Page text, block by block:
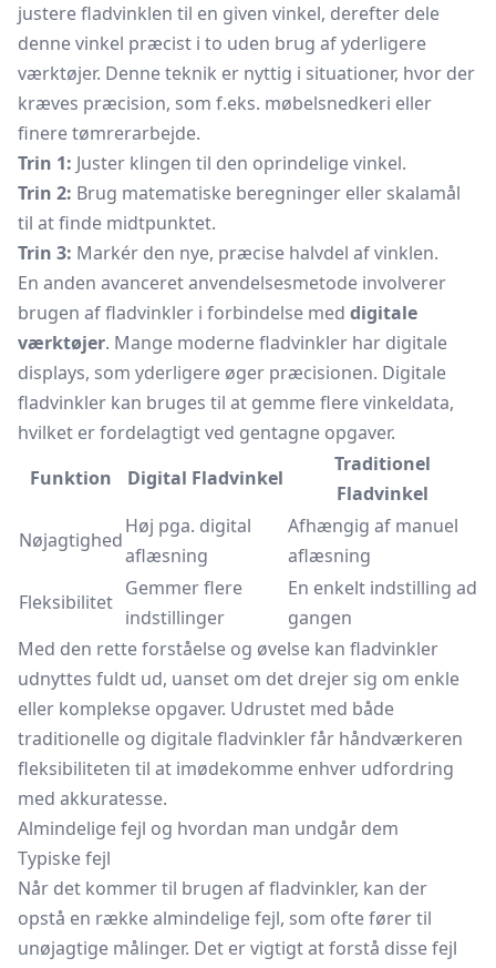
justere fladvinklen til en given vinkel, derefter dele
denne vinkel præcist i to uden brug af yderligere
værktøjer. Denne teknik er nyttig i situationer, hvor der
kræves præcision, som f.eks. møbelsnedkeri eller
finere tømrerarbejde.
Trin 1: Juster klingen til den oprindelige vinkel.
Trin 2: Brug matematiske beregninger eller skalamål
til at finde midtpunktet.
Trin 3: Markér den nye, præcise halvdel af vinklen.
En anden avanceret anvendelsesmetode involverer
brugen af fladvinkler i forbindelse med digitale
værktøjer. Mange moderne fladvinkler har digitale
displays, som yderligere øger præcisionen. Digitale
fladvinkler kan bruges til at gemme flere vinkeldata,
hvilket er fordelagtigt ved gentagne opgaver.
Funktion
Digital Fladvinkel
Traditionel
Fladvinkel
Nøjagtighed
Høj pga. digital
aflæsning
Afhængig af manuel
aflæsning
Fleksibilitet
Gemmer flere
indstillinger
En enkelt indstilling ad
gangen
Med den rette forståelse og øvelse kan fladvinkler
udnyttes fuldt ud, uanset om det drejer sig om enkle
eller komplekse opgaver. Udrustet med både
traditionelle og digitale fladvinkler får håndværkeren
fleksibiliteten til at imødekomme enhver udfordring
med akkuratesse.
Almindelige fejl og hvordan man undgår dem
Typiske fejl
Når det kommer til brugen af fladvinkler, kan der
opstå en række almindelige fejl, som ofte fører til
unøjagtige målinger. Det er vigtigt at forstå disse fejl